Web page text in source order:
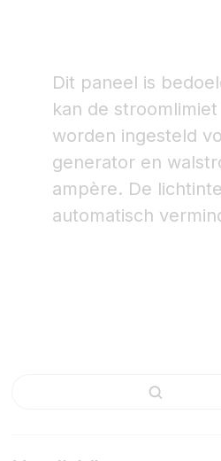
Dit paneel is
kan de
worden ingesteld
generator en
ampère. De
automatisch